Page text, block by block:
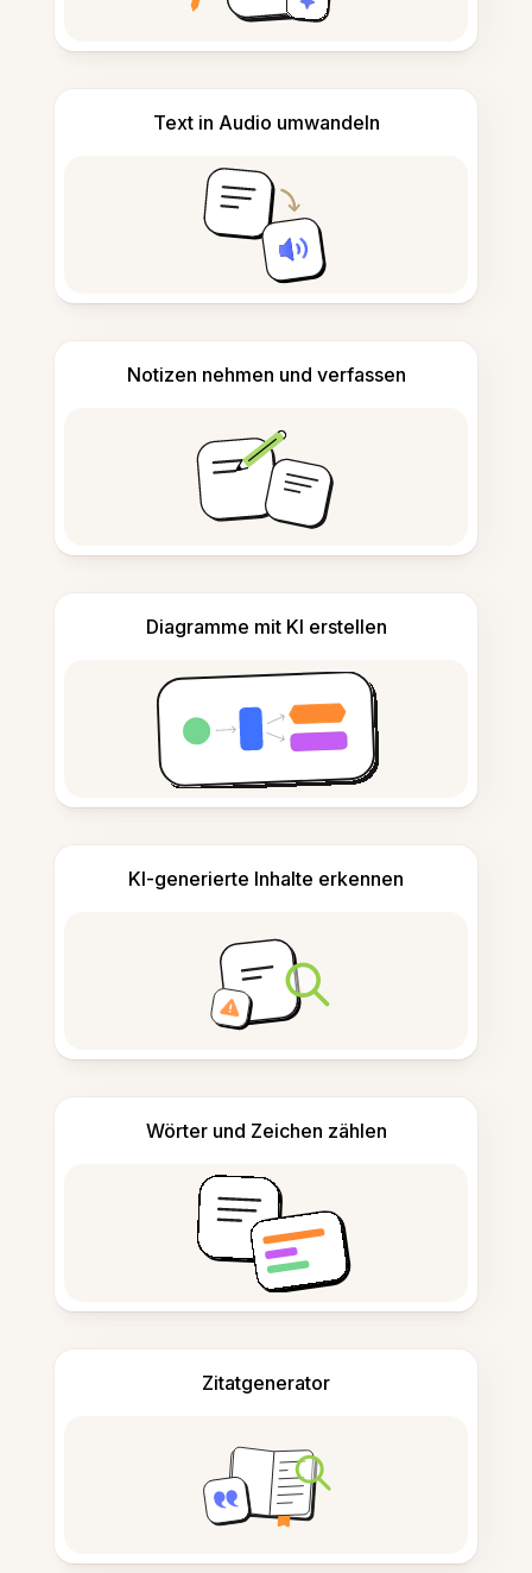
Text in Audio umwandeln
Notizen nehmen und verfassen
Diagramme mit KI erstellen
KI-generierte Inhalte erkennen
Wörter und Zeichen zählen
Zitatgenerator